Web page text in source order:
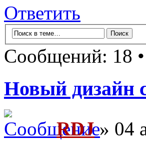
Ответить
Сообщений: 18 •
Новый дизайн
RDJ» 04